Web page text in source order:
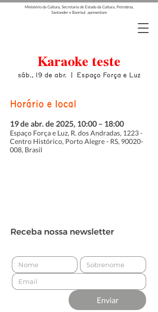
Ministério da Cultura, Secretaria de Estado da Cultura, Petrobras,
Santander e Banrisul apresentam
Karaoke teste
sáb., 19 de abr. Espaço Força e Luz
Horário e local
19 de abr. de 2025, 10:00 – 18:00
Espaço Força e Luz, R. dos Andradas, 1223 -
Centro Histórico, Porto Alegre - RS, 90020-
008, Brasil
Receba nossa newsletter
Enviar